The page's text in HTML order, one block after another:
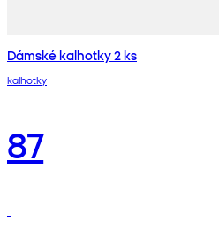
Dámské kalhotky 2 ks
kalhotky
87